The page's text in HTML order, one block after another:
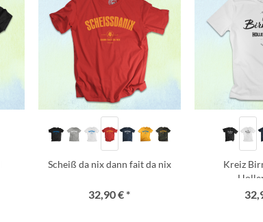
Scheiß da nix dann fait da nix
32,90 € *
Kreiz